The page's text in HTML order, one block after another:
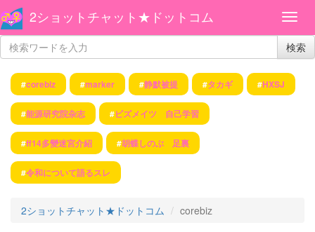
2ショットチャット★ドットコム
検索
#corebiz #marker #静默被提 #タカギ #HXSJ
#能源研究院杂志 #ビズメイツ 自己学習
#ff14多變迷宮介紹 #胡蝶しのぶ 足裏
#令和について語るスレ
2ショットチャット★ドットコム corebiz